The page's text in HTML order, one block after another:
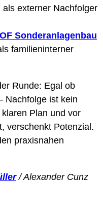
externer Nachfolger
Sonderanlagenbau
familieninterner
Runde: Egal ob
Nachfolge ist kein
Plan und vor
verschenkt Potenzial.
praxisnahen
/ Alexander Cunz